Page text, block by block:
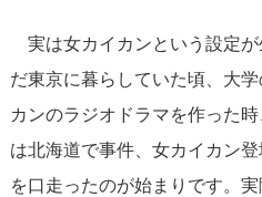
実は女カイカンという設定が
だ東京に暮らしていた頃、大
カンのラジオドラマを作った
は北海道で事件、女カイカン
を口走ったのが始まりです。